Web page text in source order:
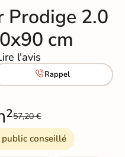
Prodige 2.0
cm
l'avis
Rappel
57,20 €
conseillé